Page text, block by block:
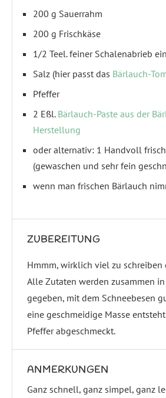
200 g Sauerrahm
200 g Frischkäse
1/2 Teel. feiner Schalenabrieb
Salz (hier passt das Bärlauch-
Pfeffer
2 Eßl. Bärlauch-Paste aus der
Herstellung
oder alternativ: 1 Handvoll
(gewaschen und sehr fein
wenn man frischen Bärlauch
ZUBEREITUNG
Hmmm, wirklich viel zu schreiben
Alle Zutaten werden zusammen
gegeben, mit dem Schneebesen
eine geschmeidige Masse
Pfeffer abgeschmeckt.
ANMERKUNGEN
Ganz schnell, ganz simpel, ganz